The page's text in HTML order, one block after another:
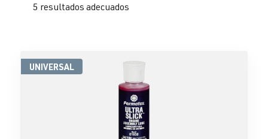
5 resultados adecuados
UNIVERSAL